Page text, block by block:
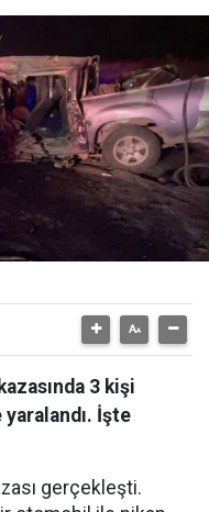
3 kişi
yaralandı. İşte
gerçekleşti.